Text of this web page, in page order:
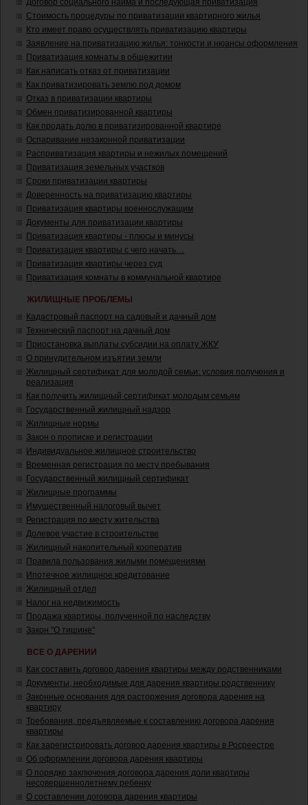
Договор социального найма и последующая приватизация
Стоимость процедуры по приватизации квартирного жилья
Кто имеет право осуществлять приватизацию квартиры
Заявление на приватизацию жилья: тонкости и нюансы оформления
Приватизация комнаты в общежитии
Как написать отказ от приватизации
Как приватизировать землю под домом
Отказ в приватизации квартиры
Обмен приватизированной квартиры
Как продать долю в приватизированной квартире
Оспаривание незаконной приватизации
Расприватизация квартиры и нежилых помещений
Приватизация земельных участков
Сроки приватизации квартиры
Доверенность на приватизацию квартиры
Приватизация квартиры военнослужащим
Документы для приватизации квартиры
Приватизация квартиры - плюсы и минусы
Приватизация квартиры с чего начать…
Приватизация квартиры через суд
Приватизация комнаты в коммунальной квартире
ЖИЛИЩНЫЕ ПРОБЛЕМЫ
Кадастровый паспорт на садовый и дачный дом
Технический паспорт на дачный дом
Приостановка выплаты субсидии на оплату ЖКУ
О принудительном изъятии земли
Жилищный сертификат для молодой семьи: условия получения и
реализация
Как получить жилищный сертификат молодым семьям
Государственный жилищный надзор
Жилищные нормы
Закон о прописке и регистрации
Индивидуальное жилищное строительство
Временная регистрация по месту пребывания
Государственный жилищный сертификат
Жилищные программы
Имущественный налоговый вычет
Регистрация по месту жительства
Долевое участие в строительстве
Жилищный накопительный кооператив
Правила пользования жилыми помещениями
Ипотечное жилищное кредитование
Жилищный отдел
Налог на недвижимость
Продажа квартиры, полученной по наследству
Закон "О тишине"
ВСЕ О ДАРЕНИИ
Как составить договор дарения квартиры между родственниками
Документы, необходимые для дарения квартиры родственнику
Законные основания для расторжения договора дарения на
квартиру
Требования, предъявляемые к составлению договора дарения
квартиры
Как зарегистрировать договор дарения квартиры в Росреестре
Об оформлении договора дарения квартиры
О порядке заключения договора дарения доли квартиры
несовершеннолетнему ребенку
О составлении договора дарения квартиры